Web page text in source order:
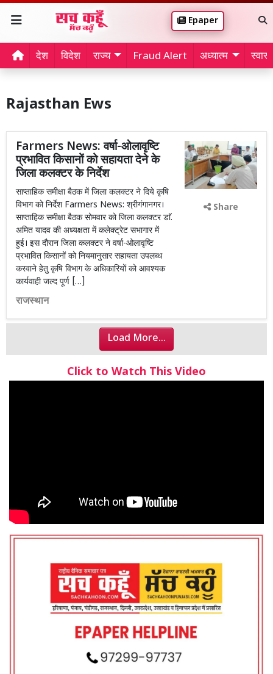
Epaper
देश विदेश राज्य Fraud Alert अध्यात्म
Rajasthan Ews
Farmers News: वर्षा-ओलावृष्टि
प्रभावित किसानों को सहायता देने के
जिला कलक्टर के निर्देश
साप्ताहिक समीक्षा बैठक में जिला कलक्टर ने दिये कृषि
विभाग को निर्देश Farmers News: श्रीगंगानगर।
साप्ताहिक समीक्षा बैठक सोमवार को जिला कलक्टर डाॅ.
अमित यादव की अध्यक्षता में कलेक्ट्रेट सभागार में
हुई। इस दौरान जिला कलक्टर ने वर्षा-ओलावृष्टि
प्रभावित किसानों को नियमानुसार सहायता उपलब्ध
करवाने हेतु कृषि विभाग के अधिकारियों को आवश्यक
कार्यवाही जल्द पूर्ण […]
राजस्थान
Share
Load More...
Click to Watch This Video